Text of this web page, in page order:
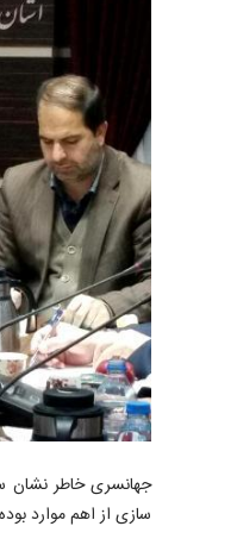
جهانسری خاطر نشان
سازی از اهم موارد